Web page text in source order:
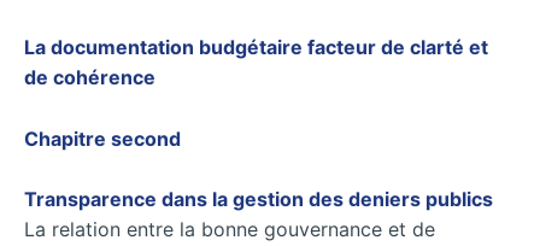
La documentation budgétaire facteur de clarté et
de cohérence
Chapitre second
Transparence dans la gestion des deniers publics
La relation entre la bonne gouvernance et de